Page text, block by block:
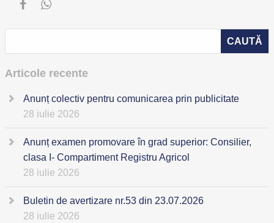
Articole recente
Anunț colectiv pentru comunicarea prin publicitate
28 iulie 2026
Anunț examen promovare în grad superior: Consilier,
clasa I- Compartiment Registru Agricol
28 iulie 2026
Buletin de avertizare nr.53 din 23.07.2026
28 iulie 2026